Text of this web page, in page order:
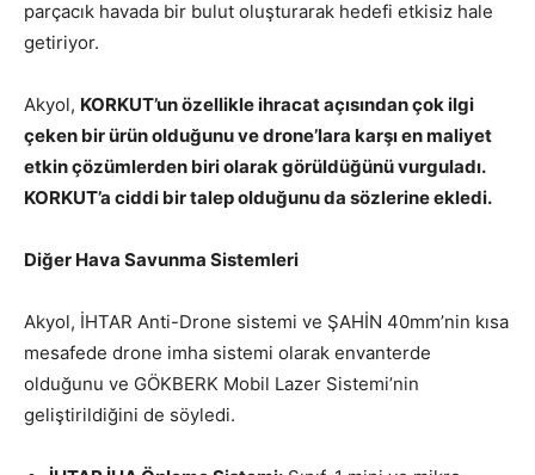
parçacık havada bir bulut oluşturarak hedefi etkisiz hale
getiriyor.
Akyol, KORKUT’un özellikle ihracat açısından çok ilgi
çeken bir ürün olduğunu ve drone’lara karşı en maliyet
etkin çözümlerden biri olarak görüldüğünü vurguladı.
KORKUT’a ciddi bir talep olduğunu da sözlerine ekledi.
Diğer Hava Savunma Sistemleri
Akyol, İHTAR Anti-Drone sistemi ve ŞAHİN 40mm’nin kısa
mesafede drone imha sistemi olarak envanterde
olduğunu ve GÖKBERK Mobil Lazer Sistemi’nin
geliştirildiğini de söyledi.